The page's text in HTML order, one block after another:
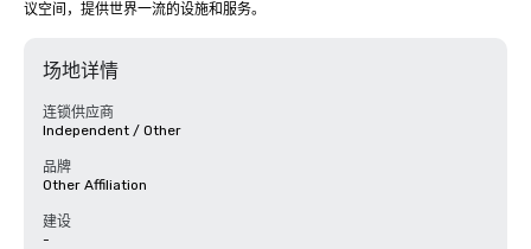
议空间，提供世界一流的设施和服务。
场地详情
连锁供应商
Independent / Other
品牌
Other Affiliation
建设
-